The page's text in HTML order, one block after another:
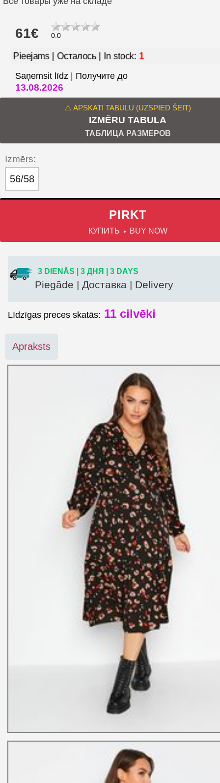
61€ 0.0
Pieejams | Осталось | In stock: 1
Saņemsit līdz | Получите до
13.08.2026
⚠️ APSKATI TABULU (UZSPIED ŠEIT)
IZMĒRU TABULA
ТАБЛИЦА РАЗМЕРОВ
Izmērs:
56/58
PIRKT
КУПИТЬ BUY NOW
3 DIENĀS | 3 ДНЯ | 3 DAYS
Piegāde | Доставка | Delivery
Līdzīgas preces skatās: 11 cilvēki
Apraksts